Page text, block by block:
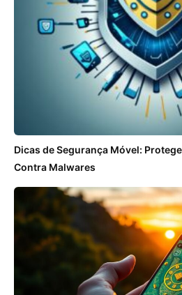
Dicas de Segurança Móvel:
Contra Malwares